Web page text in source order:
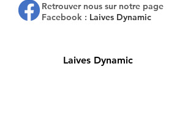
Retrouver nous sur notre page
Facebook : Laives Dynamic
Laives Dynamic